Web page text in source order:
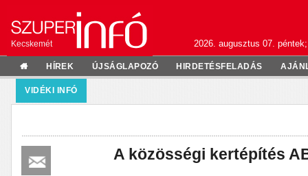
Kecskemét 2026. augusztus 07.
HÍREK ÚJSÁGLAPOZÓ HIRDETÉSFELADÁS
VIDÉKI INFÓ
A közösségi kertépítés